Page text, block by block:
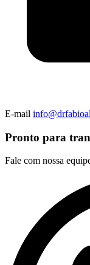
E-mail
Pronto para
Fale com nossa